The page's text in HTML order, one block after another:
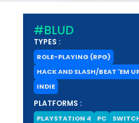
#BLUD
TYPES :
ROLE-PLAYING (RPG)
HACK AND SLASH/BEAT 'EM
INDIE
PLATFORMS :
PLAYSTATION 4 PC